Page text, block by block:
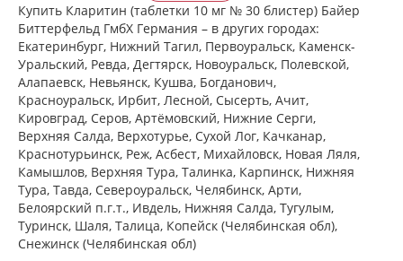
Германия
есть в 1 аптеках
от 372,00 до 372,00
Кларотадин (таблетки 10 мг N10)
Акрихин ХФК ОАО - Россия
Московская область, Нагинский р-н,
Старая Купавна
Нет в аптеках города
Кларитин (таблетки 10 мг № 7
блистер) Байер Биттерфельд ГмбХ
Германия
Нет в аптеках города
Купить Кларитин (таблетки 10 мг № 30 блистер) Байер
Биттерфельд ГмбХ Германия – в других городах:
Екатеринбург, Нижний Тагил, Первоуральск, Каменск-
Уральский, Ревда, Дегтярск, Новоуральск, Полевской,
Алапаевск, Невьянск, Кушва, Богданович,
Красноуральск, Ирбит, Лесной, Сысерть, Ачит,
Кировград, Серов, Артёмовский, Нижние Cерги,
Верхняя Салда, Верхотурье, Сухой Лог, Качканар,
Краснотурьинск, Реж, Асбест, Михайловск, Новая Ляля,
Камышлов, Верхняя Тура, Талинка, Карпинск, Нижняя
Тура, Тавда, Североуральск, Челябинск, Арти,
Белоярский п.г.т., Ивдель, Нижняя Салда, Тугулым,
Туринск, Шаля, Талица, Копейск (Челябинская обл),
Снежинск (Челябинская обл)